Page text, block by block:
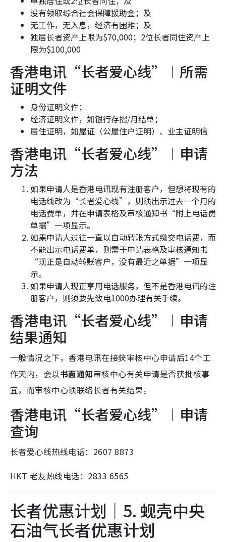
没有领取综合社会保障援助金；及
无工作，无入息，经济有困难；及
独居长者资产上限为$70,000；2位长者同住资产上
限为$100,000
香港电讯“长者爱心线”︱所需
证明文件
身份证明文件；
经济证明文件，如银行存摺/月结单；
居住证明，如屋证（公屋住户证明）、业主证明信
香港电讯“长者爱心线”︱申请
方法
如果申请人是香港电讯现有注册客户，但想将现有的
电话线改为“长者爱心线”，则须出示过去一个月的
电话费单，并在申请表格及审核通知书“附上电话费
单据”一项显示。
如果申请人过往一直以自动转账方式缴交电话费，而
不能出示电话费单，则需于申请表格及审核通知书
“现正是自动转账客户，没有最近之单据”一项显
示。
如果申请人现正享用电话服务，但不是香港电讯的注
册客户，则须要先致电1000办理有关手续。
香港电讯“长者爱心线”︱申请
结果通知
一般情况之下，香港电讯在接获审核中心申请后14个工
作天内，会以书面通知审核中心有关申请是否获批核事
宜，而审核中心须联络长者有关结果。
香港电讯“长者爱心线”︱申请
查询
长者爱心线热线电话：2607 8873
HKT 老友热线电话：2833 6565
长者优惠计划｜5. 蚬壳中央
石油气长者优惠计划